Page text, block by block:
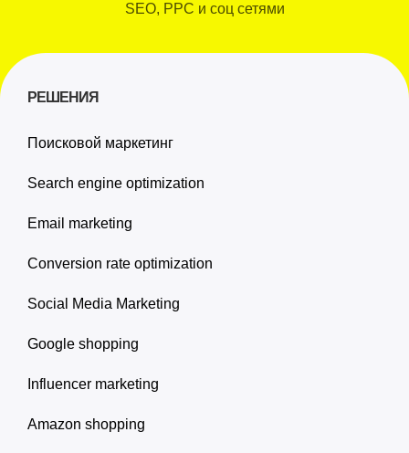
SEO, PPC и соц сетями
РЕШЕНИЯ
Поисковой маркетинг
Search engine optimization
Email marketing
Conversion rate optimization
Social Media Marketing
Google shopping
Influencer marketing
Amazon shopping